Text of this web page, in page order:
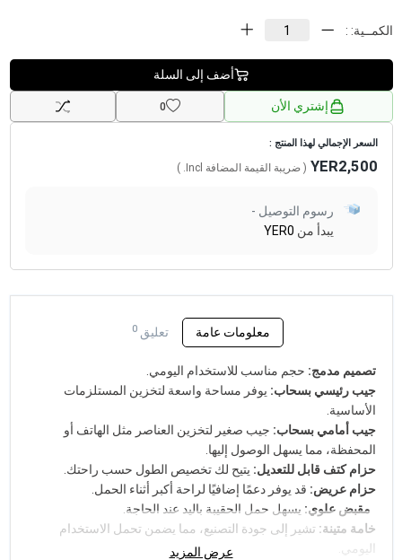
الكمــية: :
أضف إلى السلة
إشتري الأن 0
السعر الإجمالي لهذا المنتج :
YER2,500 ( ضريبة القيمة المضافة Incl.
)
رسوم التوصيل -
يبدأ من YER0
معلومات عامة تعليق 0
تصميم مدمج: حجم مناسب للاستخدام اليومي.
جيب رئيسي بسحاب: يوفر مساحة واسعة لتخزين المستلزمات
الأساسية.
جيب أمامي بسحاب: جيب صغير لتخزين العناصر مثل الهاتف أو
المحفظة، مما يسهل الوصول إليها.
حزام كتف قابل للتعديل: يتيح لك تخصيص الطول حسب راحتك.
حزام عريض: قد يوفر دعمًا إضافيًا لراحة أكبر أثناء الحمل.
مقبض علوي: يسهل حمل الحقيبة باليد عند الحاجة.
خامة متينة: تشير إلى جودة التصنيع، مما يضمن تحمل الاستخدام
اليومي.
عرض المزيد